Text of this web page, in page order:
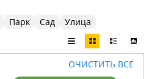
Парк Сад Улица
ОЧИСТИТЬ ВСЕ